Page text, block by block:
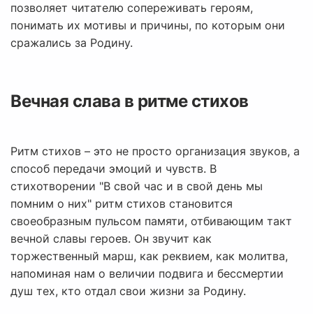
позволяет читателю сопереживать героям,
понимать их мотивы и причины, по которым они
сражались за Родину.
Вечная слава в ритме стихов
Ритм стихов – это не просто организация звуков, а
способ передачи эмоций и чувств. В
стихотворении "В свой час и в свой день мы
помним о них" ритм стихов становится
своеобразным пульсом памяти, отбивающим такт
вечной славы героев. Он звучит как
торжественный марш, как реквием, как молитва,
напоминая нам о величии подвига и бессмертии
душ тех, кто отдал свои жизни за Родину.